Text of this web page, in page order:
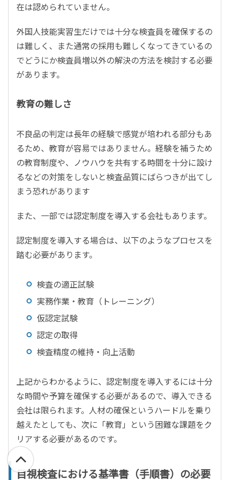
在は認められていません。
外国人技能実習生だけでは十分な検査員を確保するの
は難しく、また通常の採用も難しくなってきているの
でどうにか検査員増以外の解決の方法を検討する必要
があります。
教育の難しさ
不良品の判定は長年の経験で感覚が培われる部分もあ
るため、教育が容易ではありません。経験を補うため
の教育制度や、ノウハウを共有する時間を十分に設け
るなどの対策をしないと検査品質にばらつきが出てし
まう恐れがあります
また、一部では認定制度を導入する会社もあります。
認定制度を導入する場合は、以下のようなプロセスを
踏む必要があります。
検査の適正試験
実務作業・教育（トレーニング）
仮認定試験
認定の取得
検査精度の維持・向上活動
上記からわかるように、認定制度を導入するには十分
な時間や予算を確保する必要があるので、導入できる
会社は限られます。人材の確保というハードルを乗り
越えたとしても、次に「教育」という困難な課題をク
リアする必要があるのです。
目視検査における基準書（手順書）の必要